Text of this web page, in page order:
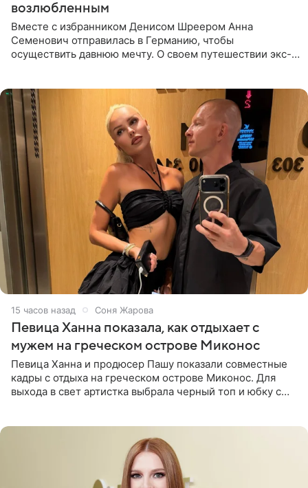
возлюбленным
Вместе с избранником Денисом Шреером Анна
Семенович отправилась в Германию, чтобы
осуществить давнюю мечту. О своем путешествии экс-
15 часов назад Соня Жарова
Певица Ханна показала, как отдыхает с
мужем на греческом острове Миконос
Певица Ханна и продюсер Пашу показали совместные
кадры с отдыха на греческом острове Миконос. Для
выхода в свет артистка выбрала черный топ и юбку с